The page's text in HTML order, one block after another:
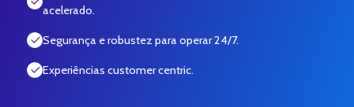
acelerado.
Segurança e robustez para operar 24/7.
Experiências customer centric.